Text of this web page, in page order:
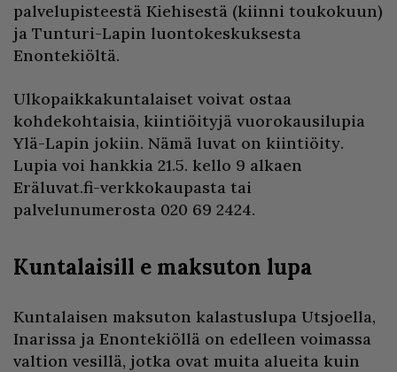
palvelupisteestä Kiehisestä (kiinni toukokuun)
ja Tunturi-Lapin luontokeskuksesta
Enontekiöltä.
Ulkopaikkakuntalaiset voivat ostaa
kohdekohtaisia, kiintiöityjä vuorokausilupia
Ylä-Lapin jokiin. Nämä luvat on kiintiöity.
Lupia voi hankkia 21.5. kello 9 alkaen
Eräluvat.fi-verkkokaupasta tai
palvelunumerosta 020 69 2424.
Kuntalaisill e maksuton lupa
Kuntalaisen maksuton kalastuslupa Utsjoella,
Inarissa ja Enontekiöllä on edelleen voimassa
valtion vesillä, jotka ovat muita alueita kuin